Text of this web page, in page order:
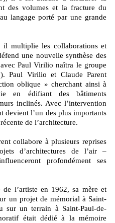
des volumes et la fracture du
langage porté par une grande
il multiplie les collaborations et
une nouvelle synthèse des
Paul Virilio naîtra le groupe
Paul Virilio et Claude Parent
oblique » cherchant ainsi à
en édifiant des bâtiments
inclinés. Avec l’intervention
devient l’un des plus importants
de l’architecture.
collabore à plusieurs reprises
d’architectures de l’air –
profondément ses
l’artiste en 1962, sa mère et
un projet de mémorial à Saint-
sur un terrain à Saint-Paul-de-
était dédié à la mémoire